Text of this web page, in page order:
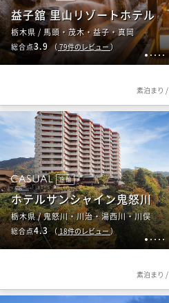
1 2 345
益子舘 里山リゾートホテル
栃木県 / 馬頭・茂木・益子・真岡
総合点3.9（ 79件のレビュー）
素泊まり /
123 4 5
旅館
ホテルサンシャイン鬼怒川
栃木県 / 鬼怒川・川治・湯西川・川俣
総合点4.3（18件のレビュー）
素泊まり /